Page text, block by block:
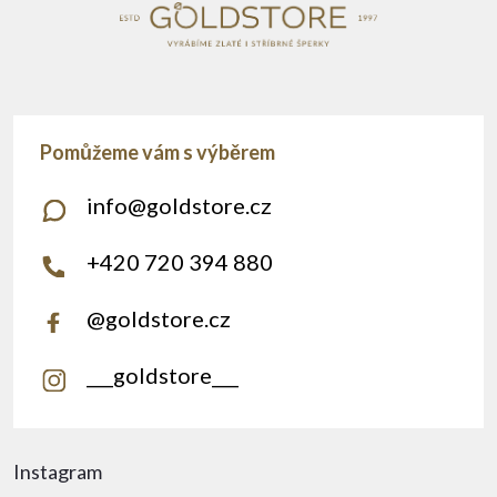
Instagram
info@goldstore.cz
+420 720 394 880
@goldstore.cz
___goldstore___